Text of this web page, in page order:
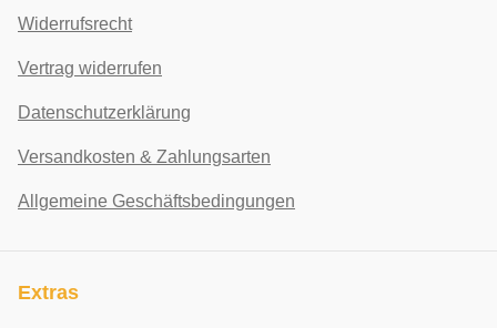
Widerrufsrecht
Vertrag widerrufen
Datenschutzerklärung
Versandkosten & Zahlungsarten
Allgemeine Geschäftsbedingungen
Extras